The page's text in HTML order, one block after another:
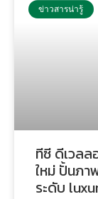
ข่าวสารน่ารู้
ทีซี ดีเวล
ใหม่ ปั้นภ
ระดับ